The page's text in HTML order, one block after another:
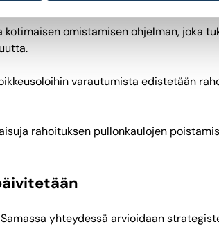
omistamisen ohjelman, joka
varautumista edistetään
rahoituksen pullonkaulojen
yhteydessä arvioidaan